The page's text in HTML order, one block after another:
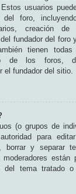
usuarios
foro,
creación
fundador del foro
tienen todas
de los foros,
el fundador del sitio.
(o grupos de
para editar
borrar y separar
están
tema tratado o